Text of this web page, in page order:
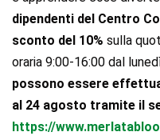
dipendenti del Centro
sconto del 10% sulla
oraria 9:00-16:00 dal
possono essere
al 24 agosto tramite il
https://